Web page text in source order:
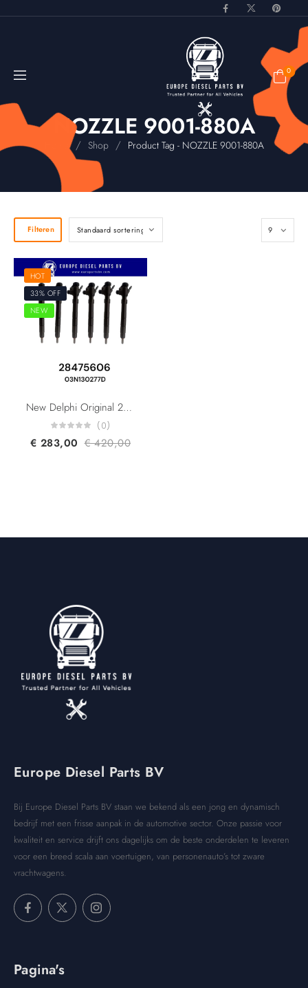
0
NOZZLE 9001-880A
/ Shop / Product Tag - NOZZLE 9001-880A
Filteren
HOT
33% OFF
NEW
New Delphi Original 28475606 28565339 28654965 VW 03N130277D 03N130277J 03N130277M Diesel CR Injector
(0)
€ 283,00 €420,00
Europe Diesel Parts BV
Bij Europe Diesel Parts BV staan we bekend als een jong en dynamisch
bedrijf met een frisse aanpak in de automotive sector. Onze passie voor
kwaliteit en service drijft ons dagelijks om de beste onderdelen te leveren
voor een breed scala aan voertuigen, van personenauto’s tot zware
vrachtwagens.
Pagina's